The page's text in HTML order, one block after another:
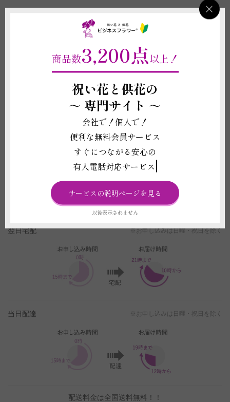
後払い・締め払いOK（法人会員様）
お申し込み日とお届け日について
翌日宅配 ※お申し込みは日曜・祝日を除く
当日配達 ※お申し込みは日曜・祝日を除く
配送料金は全国送料無料！！
商品数3,200点以上！
祝い花と供花の
～ 専門サイト ～
会社で！個人で！
便利な無料会員サービス
すぐにつながる安心の
有人電話対応サービス
サービスの説明ページを見る
以後表示されません